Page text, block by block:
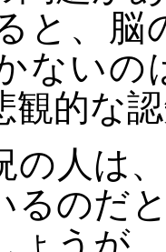
と、脳
ない
観的な
の人は
るのだ